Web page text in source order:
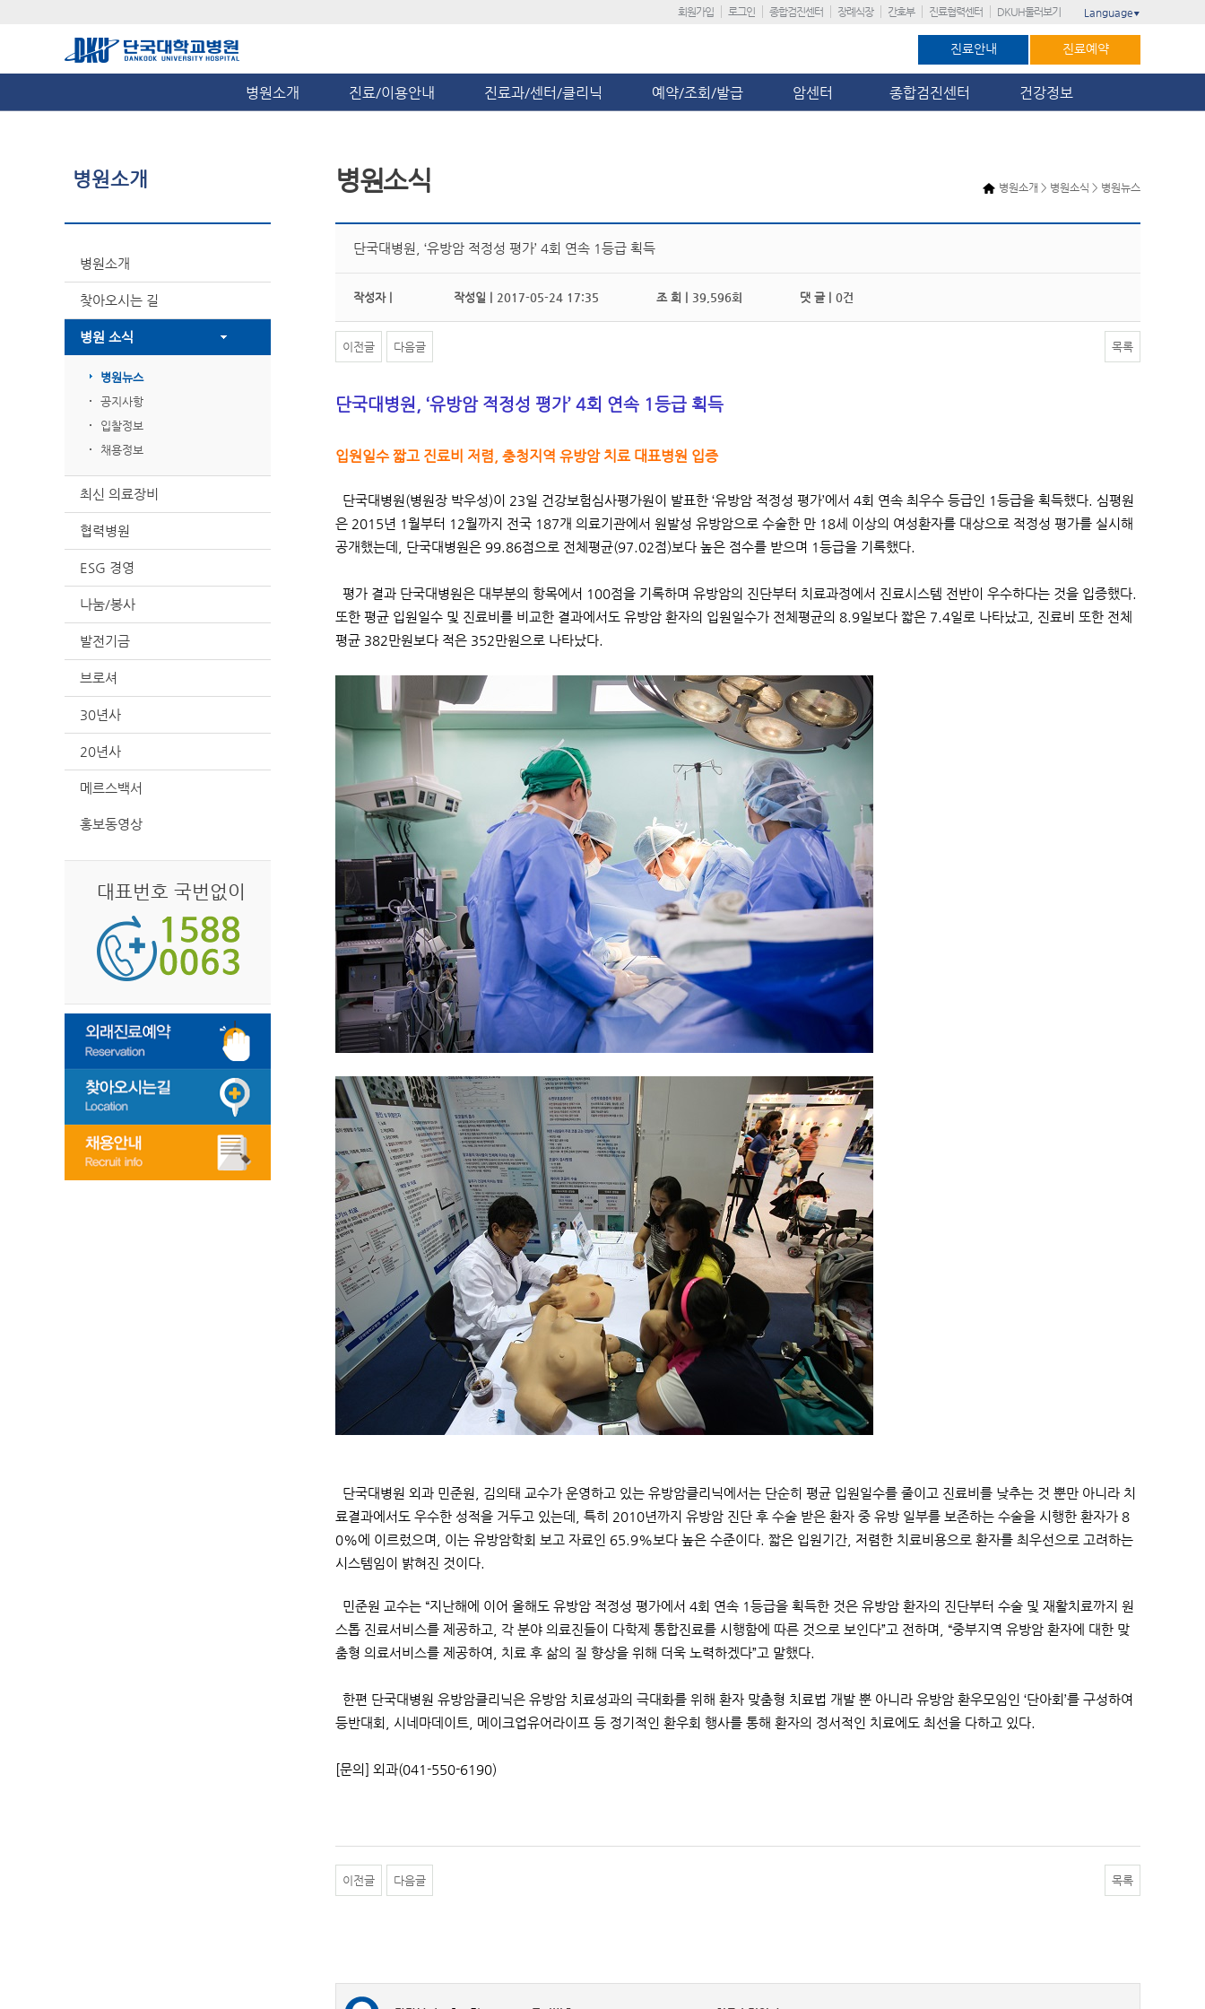
회원가입 로그인 종합검진센터 장례식장 간호부 진료협력센터 DKUH둘러보기 Language ▼
진료안내 진료예약
병원소개 진료/이용안내 진료과/센터/클리닉 예약/조회/발급 암센터 종합검진센터 건강정보
병원소개
병원소개
찾아오시는 길
병원 소식
병원뉴스
공지사항
입찰정보
채용정보
최신 의료장비
협력병원
ESG 경영
나눔/봉사
발전기금
브로셔
30년사
20년사
메르스백서
홍보동영상
대표번호 국번없이
병원소개 > 병원소식 > 병원뉴스
병원소식
단국대병원, ‘유방암 적정성 평가’ 4회 연속 1등급 획득
작성자 | 작성일 | 2017-05-24 17:35 조 회 | 39,596회 댓 글 | 0건
이전글 다음글 목록
단국대병원, ‘유방암 적정성 평가’ 4회 연속 1등급 획득
입원일수 짧고 진료비 저렴, 충청지역 유방암 치료 대표병원 입증
단국대병원(병원장 박우성)이 23일 건강보험심사평가원이 발표한 ‘유방암 적정성 평가’에서 4회 연속 최우수 등급인 1등급을 획득했다. 심평원
은 2015년 1월부터 12월까지 전국 187개 의료기관에서 원발성 유방암으로 수술한 만 18세 이상의 여성환자를 대상으로 적정성 평가를 실시해
공개했는데, 단국대병원은 99.86점으로 전체평균(97.02점)보다 높은 점수를 받으며 1등급을 기록했다.
평가 결과 단국대병원은 대부분의 항목에서 100점을 기록하며 유방암의 진단부터 치료과정에서 진료시스템 전반이 우수하다는 것을 입증했다.
또한 평균 입원일수 및 진료비를 비교한 결과에서도 유방암 환자의 입원일수가 전체평균의 8.9일보다 짧은 7.4일로 나타났고, 진료비 또한 전체
평균 382만원보다 적은 352만원으로 나타났다.
단국대병원 외과 민준원, 김의태 교수가 운영하고 있는 유방암클리닉에서는 단순히 평균 입원일수를 줄이고 진료비를 낮추는 것 뿐만 아니라 치
료결과에서도 우수한 성적을 거두고 있는데, 특히 2010년까지 유방암 진단 후 수술 받은 환자 중 유방 일부를 보존하는 수술을 시행한 환자가 8
0%에 이르렀으며, 이는 유방암학회 보고 자료인 65.9%보다 높은 수준이다. 짧은 입원기간, 저렴한 치료비용으로 환자를 최우선으로 고려하는
시스템임이 밝혀진 것이다.
민준원 교수는 “지난해에 이어 올해도 유방암 적정성 평가에서 4회 연속 1등급을 획득한 것은 유방암 환자의 진단부터 수술 및 재활치료까지 원
스톱 진료서비스를 제공하고, 각 분야 의료진들이 다학제 통합진료를 시행함에 따른 것으로 보인다”고 전하며, “중부지역 유방암 환자에 대한 맞
춤형 의료서비스를 제공하여, 치료 후 삶의 질 향상을 위해 더욱 노력하겠다”고 말했다.
한편 단국대병원 유방암클리닉은 유방암 치료성과의 극대화를 위해 환자 맞춤형 치료법 개발 뿐 아니라 유방암 환우모임인 ‘단아회’를 구성하여
등반대회, 시네마데이트, 메이크업유어라이프 등 정기적인 환우회 행사를 통해 환자의 정서적인 치료에도 최선을 다하고 있다.
[문의] 외과(041-550-6190)
이전글 다음글 목록